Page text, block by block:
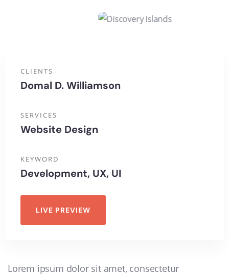
CLIENTS
Domal D. Williamson
SERVICES
Website Design
KEYWORD
Development, UX, UI
LIVE PREVIEW
Lorem ipsum dolor sit amet, consectetur